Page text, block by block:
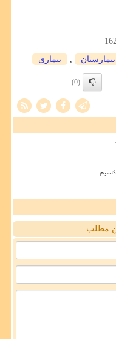
بیمارستان بیماری
(0)
مطلب